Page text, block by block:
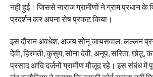
नही हुई। जिससे नाराज ग्रामीणों ने ग्राम प्रधान के
प्रदर्शन कर अपना रोष प्रकट किया।
इस दौरान अवधेश, अजय सोनू जायसवाल, लल्लन
देवी, हिरमती, कुसुम, सोना देवी, अनूप, सरिता, छोटू,
प्रसाद आदि दर्जनों ग्रामीण मौजूद रहे। इस संबंध में